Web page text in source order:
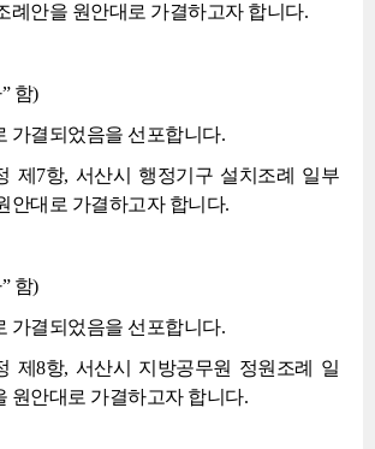
례안을 원안대로 가결하고자 합니다.
함)
가결되었음을 선포합니다.
제7항, 서산시 행정기구 설치조례 일부
안대로 가결하고자 합니다.
함)
가결되었음을 선포합니다.
제8항, 서산시 지방공무원 정원조례 일
원안대로 가결하고자 합니다.